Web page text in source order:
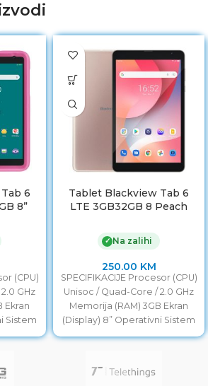
6
8”
(CPU)
GHz
Ekran
Sistem
Tablet Blackview Tab 6
LTE 3GB32GB 8 Peach
✓ Na zalihi
250.00 KM
SPECIFIKACIJE Procesor (CPU)
Unisoc / Quad-Core / 2.0 GHz
Memorija (RAM) 3GB Ekran
(Display) 8” Operativni Sistem
Android 11 Pohrana